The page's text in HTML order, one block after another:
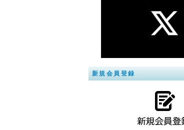
新規会員登録